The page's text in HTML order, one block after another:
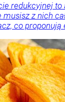
redukcyjnej to
musisz z nich
co proponują